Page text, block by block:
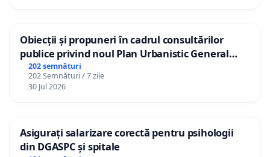
Obiecții și propuneri în cadrul consultărilor
publice privind noul Plan Urbanistic General
(PUG) Ialoveni
202 semnături
202 Semnături / 7 zile
30 Jul 2026
Asigurați salarizare corectă pentru psihologii
din DGASPC și spitale